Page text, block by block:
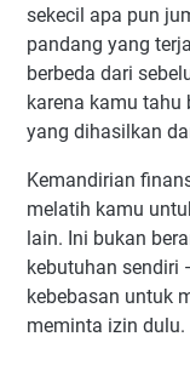
Ingin Cepat
Tidak
Menyerah
Mulai dari
Aktif di
Bergabung
Online
sekecil apa pun
pandang yang
berbeda dari
karena kamu tahu
yang dihasilkan
Kemandirian
melatih kamu
lain. Ini bukan
kebutuhan sendiri
kebebasan untuk
meminta izin dulu.